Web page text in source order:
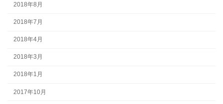
2018年8月
2018年7月
2018年4月
2018年3月
2018年1月
2017年10月